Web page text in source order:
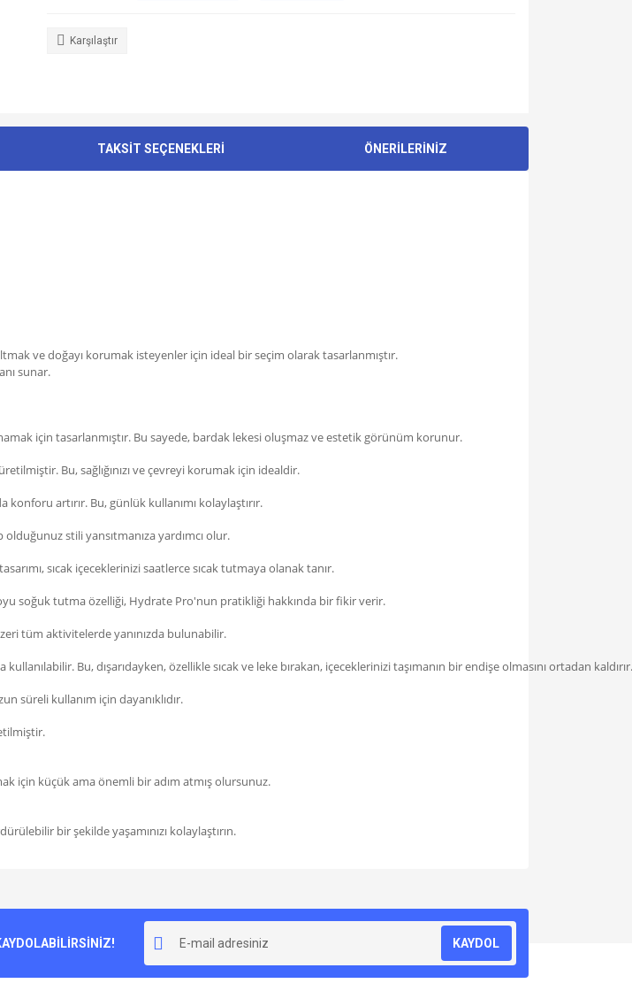
Karşılaştır
TAKSİT SEÇENEKLERİ ÖNERİLERİNİZ
ve doğayı korumak isteyenler için ideal bir seçim olarak tasarlanmıştır.
sunar.
için tasarlanmıştır. Bu sayede, bardak lekesi oluşmaz ve estetik görünüm korunur.
Bu, sağlığınızı ve çevreyi korumak için idealdir.
artırır. Bu, günlük kullanımı kolaylaştırır.
stili yansıtmanıza yardımcı olur.
sıcak içeceklerinizi saatlerce sıcak tutmaya olanak tanır.
soğuk tutma özelliği, Hydrate Pro'nun pratikliği hakkında bir fikir verir.
tüm aktivitelerde yanınızda bulunabilir.
Bu, dışarıdayken, özellikle sıcak ve leke bırakan, içeceklerinizi taşımanın bir endişe olmasını ortadan kaldırır.
süreli kullanım için dayanıklıdır.
için küçük ama önemli bir adım atmış olursunuz.
bir şekilde yaşamınızı kolaylaştırın.
KAYDOL